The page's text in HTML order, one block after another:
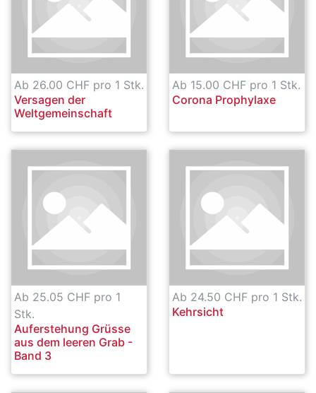
Ab 26.00 CHF pro 1 Stk.
Versagen der
Weltgemeinschaft
Ab 15.00 CHF pro 1 Stk.
Corona Prophylaxe
Ab 25.05 CHF pro 1
Stk.
Auferstehung Grüsse
aus dem leeren Grab -
Band 3
Ab 24.50 CHF pro 1 Stk.
Kehrsicht